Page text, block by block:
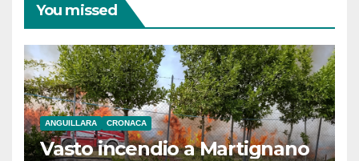
You missed
ANGUILLARA CRONACA
Vasto incendio a Martignano